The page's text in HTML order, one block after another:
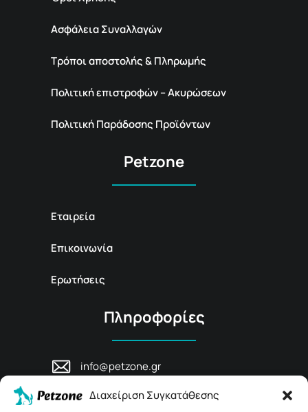
Διαχείριση Συγκατάθεσης
Ασφάλεια Συναλλαγών
Τρόποι αποστολής & Πληρωμής
Πολιτική επιστροφών – Ακυρώσεων
Πολιτική Παράδοσης Προϊόντων
Petzone
Εταιρεία
Επικοινωνία
Ερωτήσεις
Πληροφορίες
info@petzone.gr
Ρέθυμνο, Κρήτη